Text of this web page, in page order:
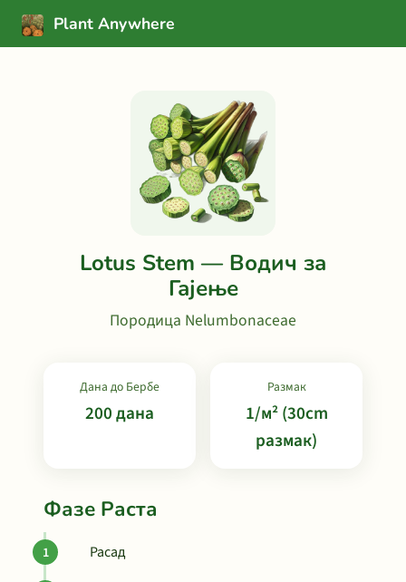
Plant Anywhere
Lotus Stem — Водич за
Гајење
Породица Nelumbonaceae
Дана до Бербе
200 дана
Размак
1/м² (30cm
размак)
Фазе Раста
Расад